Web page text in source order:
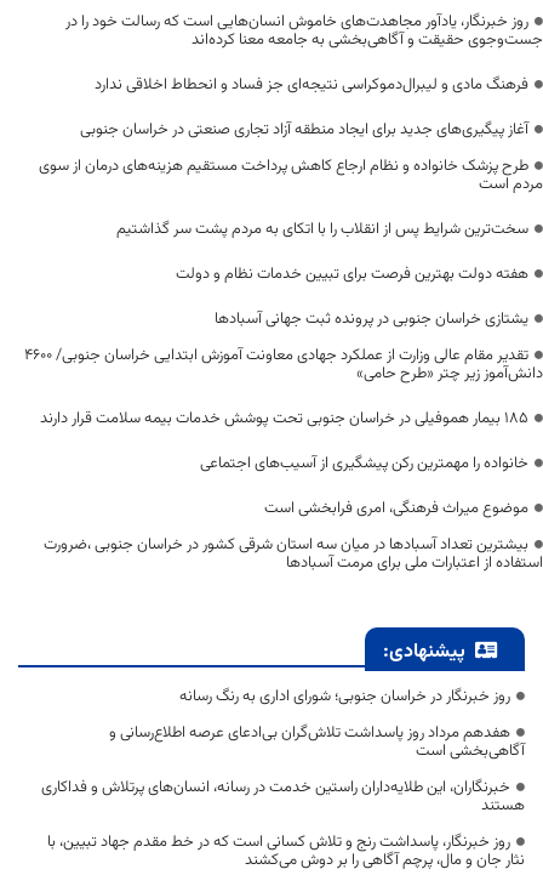
روز خبرنگار، یادآور مجاهدت‌های خاموش انسان‌هایی است که رسالت خود را در
جست‌وجوی حقیقت و آگاهی‌بخشی به جامعه معنا کرده‌اند
فرهنگ مادی و لیبرال‌دموکراسی نتیجه‌ای جز فساد و انحطاط اخلاقی ندارد
آغاز پیگیری‌های جدید برای ایجاد منطقه آزاد تجاری صنعتی در خراسان جنوبی
طرح پزشک خانواده و نظام ارجاع کاهش پرداخت مستقیم هزینه‌های درمان از سوی
مردم است
سخت‌ترین شرایط پس از انقلاب را با اتکای به مردم پشت سر گذاشتیم
هفته دولت بهترین فرصت برای تبیین خدمات نظام و دولت
یشتازی خراسان جنوبی در پرونده ثبت جهانی آسبادها
تقدیر مقام عالی وزارت از عملکرد جهادی معاونت آموزش ابتدایی خراسان جنوبی/ ۴۶۰۰
دانش‌آموز زیر چتر «طرح حامی»
۱۸۵ بیمار هموفیلی در خراسان جنوبی تحت پوشش خدمات بیمه سلامت قرار دارند
خانواده را مهمترین رکن پیشگیری از آسیب‌های اجتماعی
موضوع میراث فرهنگی، امری فرابخشی است
بیشترین تعداد آسبادها در میان سه استان شرقی کشور در خراسان جنوبی ،ضرورت
استفاده از اعتبارات ملی برای مرمت آسبادها
پیشنهادی:
روز خبرنگار در خراسان جنوبی؛ شورای اداری به رنگ رسانه
هفدهم مرداد روز پاسداشت تلاش‌گران بی‌ادعای عرصه اطلاع‌رسانی و
آگاهی‌بخشی است
خبرنگاران، این طلایه‌داران راستین خدمت در رسانه، انسان‌های پرتلاش و فداکاری
هستند
روز خبرنگار، پاسداشت رنج و تلاش کسانی است که در خط مقدم جهاد تبیین، با
نثار جان و مال، پرچم آگاهی را بر دوش می‌کشند